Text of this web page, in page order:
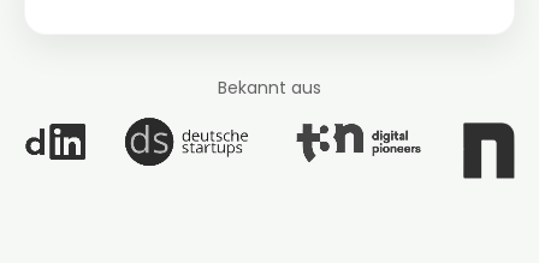
Bekannt aus